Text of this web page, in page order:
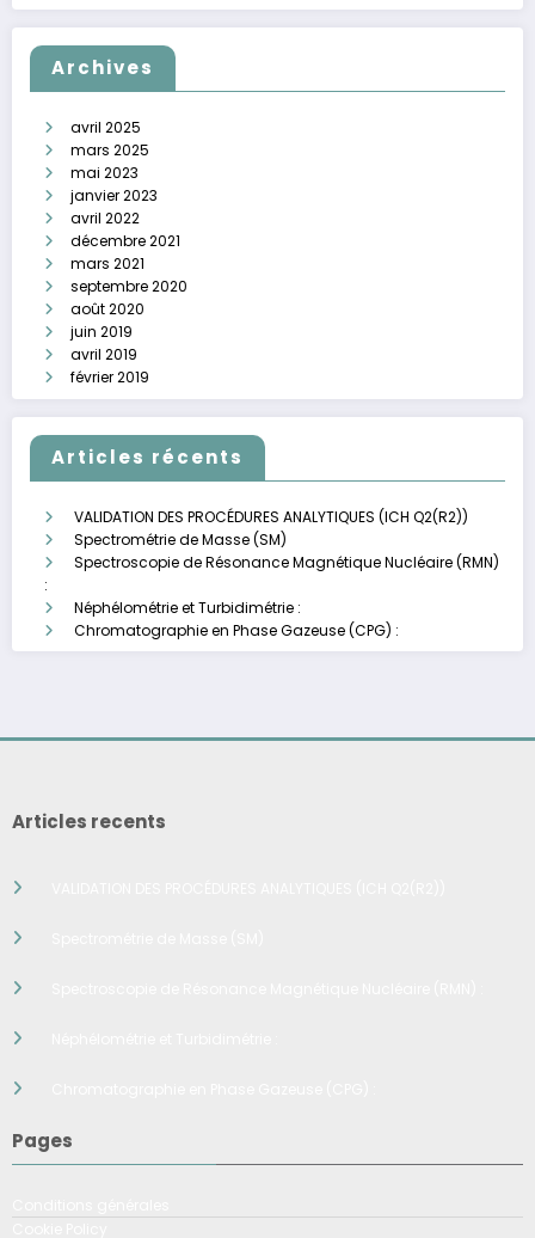
Archives
avril 2025
mars 2025
mai 2023
janvier 2023
avril 2022
décembre 2021
mars 2021
septembre 2020
août 2020
juin 2019
avril 2019
février 2019
Articles récents
VALIDATION DES PROCÉDURES ANALYTIQUES (ICH Q2(R2))
Spectrométrie de Masse (SM)
Spectroscopie de Résonance Magnétique Nucléaire (RMN)
:
Néphélométrie et Turbidimétrie :
Chromatographie en Phase Gazeuse (CPG) :
Articles recents
Pages